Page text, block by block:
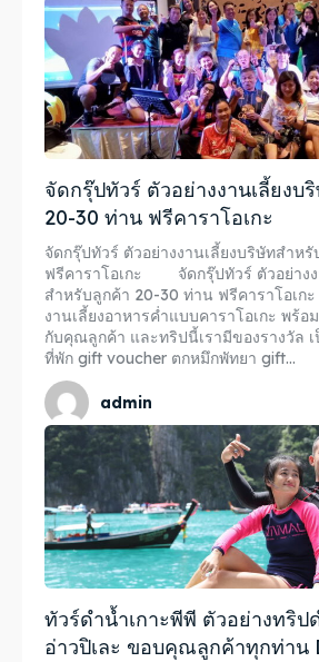
จัดกรุ๊ปทัวร์ ตัวอย่างงานเลี้ยงบ
20-30 ท่าน ฟรีคาราโอเกะ
จัดกรุ๊ปทัวร์ ตัวอย่างงานเลี้ยงบริษัทสำห
ฟรีคาราโอเกะ จัดกรุ๊ปทัวร์ ตัวอย่างง
สำหรับลูกค้า 20-30 ท่าน ฟรีคาราโอเก
งานเลี้ยงอาหารค่ำแบบคาราโอเกะ พร้อ
กับคุณลูกค้า และทริปนี้เรามีของรางวัล
ที่พัก gift voucher ตกหมึกพัทยา gift...
admin
ทัวร์ดำน้ำเกาะพีพี ตัวอย่างทริป
อ่าวปิเละ ขอบคุณลูกค้าทุกท่าน